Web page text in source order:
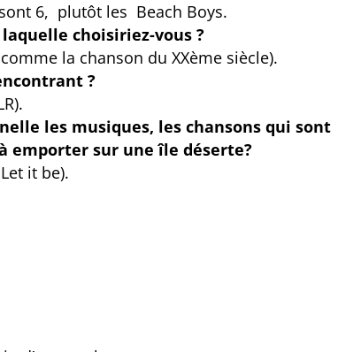
6, plutôt les Beach Boys.
choisiriez-vous ?
la chanson du XXème siècle).
?
les musiques, les chansons qui sont
emporter sur une île déserte?
it be).